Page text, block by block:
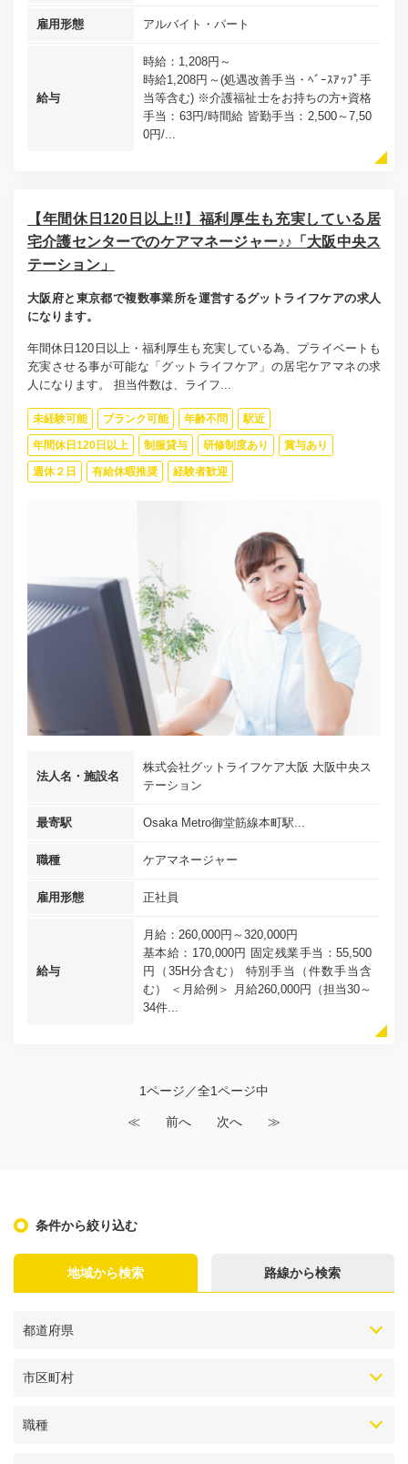
雇用形態 アルバイト・パート
給与
時給：1,208円～
時給1,208円～(処遇改善手当・ﾍﾞｰｽｱｯﾌﾟ手
当等含む) ※介護福祉士をお持ちの方+資格
手当：63円/時間給 皆勤手当：2,500～7,50
0円/...
【年間休日120日以上!!】福利厚生も充実している居
宅介護センターでのケアマネージャー♪♪「大阪中央ス
テーション」
大阪府と東京都で複数事業所を運営するグットライフケアの求人
になります。
年間休日120日以上・福利厚生も充実している為、プライベートも
充実させる事が可能な「グットライフケア」の居宅ケアマネの求
人になります。 担当件数は、ライフ...
未経験可能 ブランク可能 年齢不問 駅近
年間休日120日以上 制服貸与 研修制度あり 賞与あり
週休２日 有給休暇推奨 経験者歓迎
法人名・施設名
株式会社グットライフケア大阪 大阪中央ス
テーション
最寄駅 Osaka Metro御堂筋線本町駅...
職種 ケアマネージャー
雇用形態 正社員
給与
月給：260,000円～320,000円
基本給：170,000円 固定残業手当：55,500
円（35H分含む） 特別手当（件数手当含
む） ＜月給例＞ 月給260,000円（担当30～
34件...
1ページ／全1ページ中
≪ 前へ 次へ ≫
条件から絞り込む
地域から検索 路線から検索
都道府県
市区町村
職種